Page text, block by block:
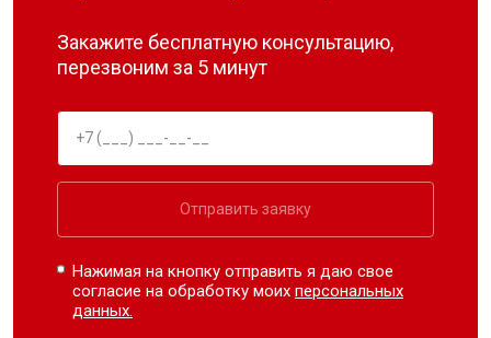
Закажите бесплатную консультацию,
перезвоним за 5 минут
Отправить заявку
Нажимая на кнопку отправить я даю свое
согласие на обработку моихперсональных
данных.